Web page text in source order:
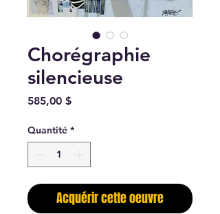
Chorégraphie
silencieuse
585,00 $Prix
Quantité *
Acquérir cette oeuvre